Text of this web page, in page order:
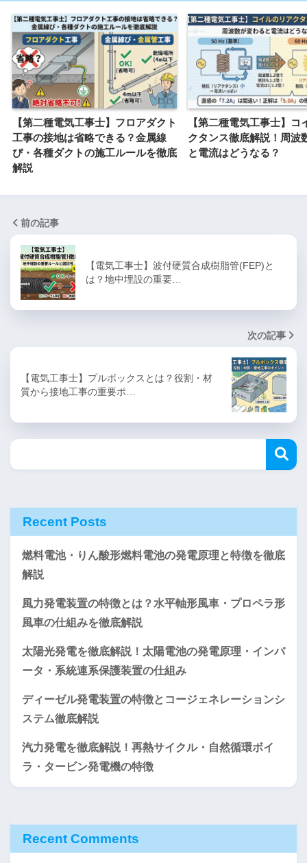
【第二種電気工事士】フロアダクト
工事の接地は省略できる？金属線
ぴ・各種ダクトの施工ルールを徹底
解説
【第二種電気工事士】コ
クタンス徹底解説！周波
と電流はどうなる？
前の記事
【電気工事士】波付硬質合成樹脂管(FEP)と
は？地中埋設の重要…
次の記事
【電気工事士】プルボックスとは？役割・材
質から接地工事の重要ポ…
Recent Posts
燃料電池・りん酸形燃料電池の発電原理と特徴を徹底
解説
風力発電装置の特徴とは？水平軸形風車・プロペラ形
風車の仕組みを徹底解説
太陽光発電を徹底解説！太陽電池の発電原理・インバ
ータ・系統連系保護装置の仕組み
ディーゼル発電装置の特徴とコージェネレーションシ
ステム徹底解説
汽力発電を徹底解説！再熱サイクル・自然循環ボイ
ラ・タービン発電機の特徴
Recent Comments